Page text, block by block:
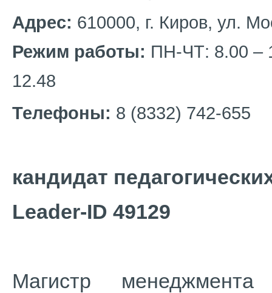
Адрес: 610000, г. Киров, ул.
Режим работы: ПН-ЧТ: 8.00 –
12.48
Телефоны: 8 (8332) 742-655
кандидат
Leader-ID 49129
Магистр